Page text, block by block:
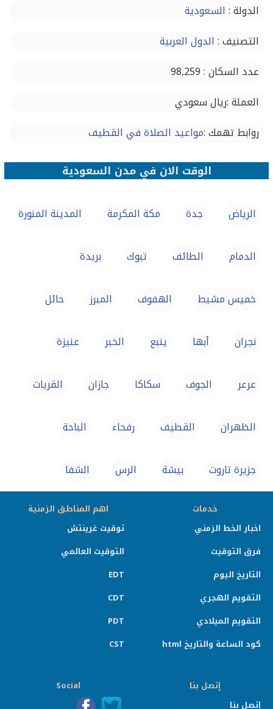
الدولة : السعودية
التصنيف : الدول العربية
عدد السكان : 98,259
العملة :ريال سعودي
روابط تهمك :مواعيد الصلاة في القطيف‎
الوقت الان في مدن السعودية
الرياض جدة مكة المكرمة المدينة المنورة
الدمام الطائف تبوك بريدة
خميس مشيط الهفوف‎ المبرز حائل
نجران أبها ينبع الخبر عنيزة
عرعر الجوف سكاكا جازان القريات
الظهران القطيف‎ رفحاء الباحة
جزيرة تاروت بيشة الرس الشفا
خدمات
اخبار الخط الزمني
فرق التوقيت
التاريخ اليوم
التقويم الهجري
التقويم الميلادي
كود الساعة والتاريخ html
اهم المناطق الزمنية
توقيت غرينتش
التوقيت العالمي
EDT
CDT
PDT
CST
إتصل بنا
إتصل بنا
Social